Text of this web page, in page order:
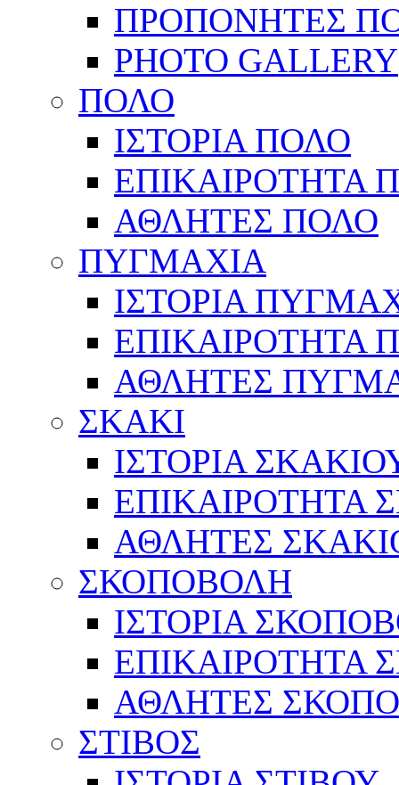
ΠΡΟΠΟΝΗΤΕΣ
PHOTO GALLERY
ΠΟΛΟ
ΙΣΤΟΡΙΑ ΠΟΛΟ
ΕΠΙΚΑΙΡΟΤΗΤΑ
ΑΘΛΗΤΕΣ ΠΟΛΟ
ΠΥΓΜΑΧΙΑ
ΙΣΤΟΡΙΑ
ΕΠΙΚΑΙΡΟΤΗΤΑ
ΑΘΛΗΤΕΣ
ΣΚΑΚΙ
ΙΣΤΟΡΙΑ
ΕΠΙΚΑΙΡΟΤΗΤΑ
ΑΘΛΗΤΕΣ
ΣΚΟΠΟΒΟΛΗ
ΙΣΤΟΡΙΑ
ΕΠΙΚΑΙΡΟΤΗΤΑ
ΑΘΛΗΤΕΣ
ΣΤΙΒΟΣ